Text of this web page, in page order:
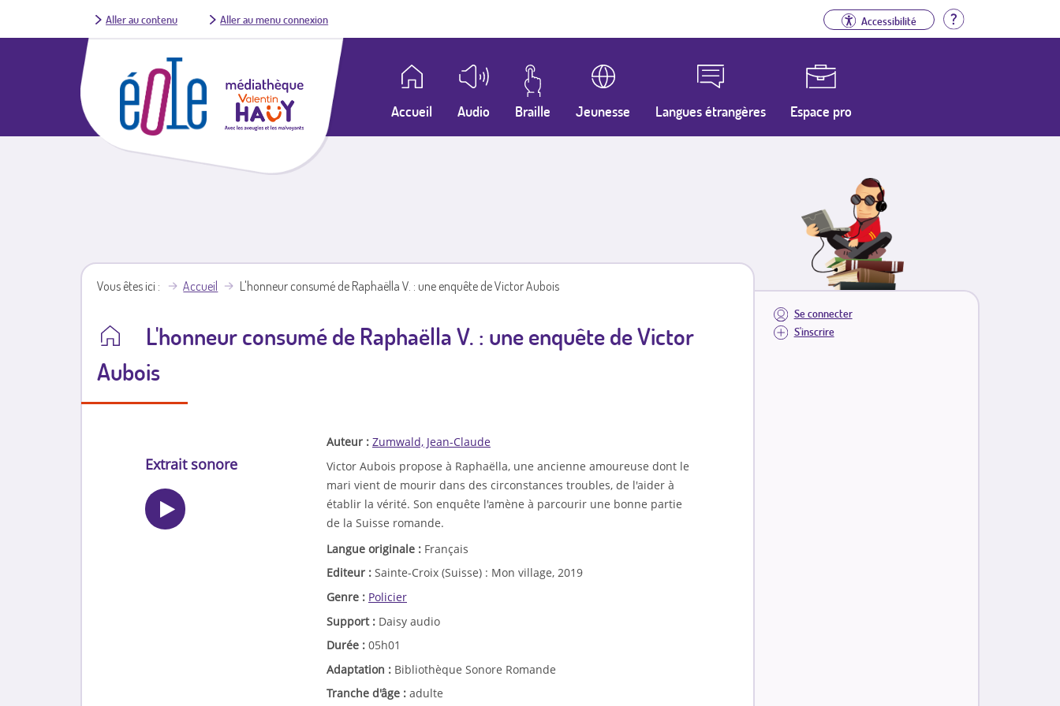
Aller au contenu Aller au menu connexion Accessibilité Aide
Accueil Audio Braille Jeunesse Langues étrangères Espace pro
Se connecter
S'inscrire
Vous êtes ici Accueil L'honneur consumé de Raphaëlla V. : une enquête de Victor Aubois
L'honneur consumé de Raphaëlla V. : une enquête de Victor
Aubois
Auteur : Zumwald, Jean-Claude
Victor Aubois propose à Raphaëlla, une ancienne amoureuse dont le
mari vient de mourir dans des circonstances troubles, de l'aider à
établir la vérité. Son enquête l'amène à parcourir une bonne partie
de la Suisse romande.
Langue originale : Français
Editeur : Sainte-Croix (Suisse) : Mon village, 2019
Genre : Policier
Support : Daisy audio
Durée : 05h01
Adaptation : Bibliothèque Sonore Romande
Tranche d'âge : adulte
Extrait sonore